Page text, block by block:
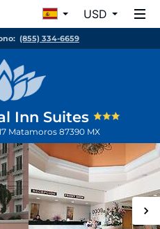
USD
(855) 334-6659
Inn Suites
Matamoros 87390 MX